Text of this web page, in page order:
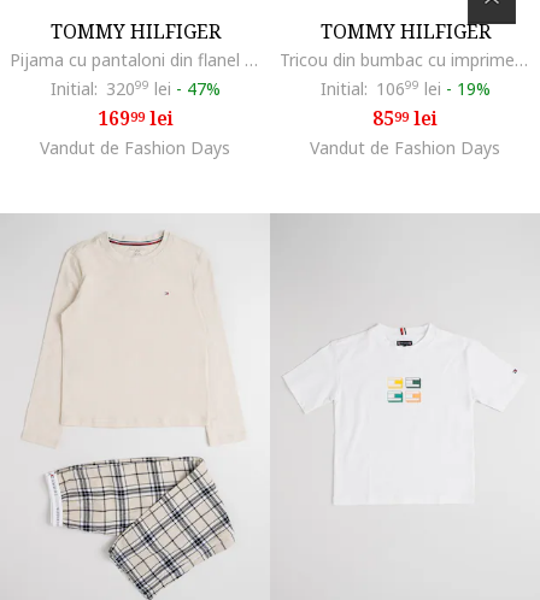
TOMMY HILFIGER
Pijama cu pantaloni din flanel cu model in carouri, Albastru
Initial: 32099 lei - 47%
16999lei
Vandut de Fashion Days
TOMMY HILFIGER
Tricou din bumbac cu imprimeu logo, Albastru cobalt
Initial: 10699 lei - 19%
8599lei
Vandut de Fashion Days